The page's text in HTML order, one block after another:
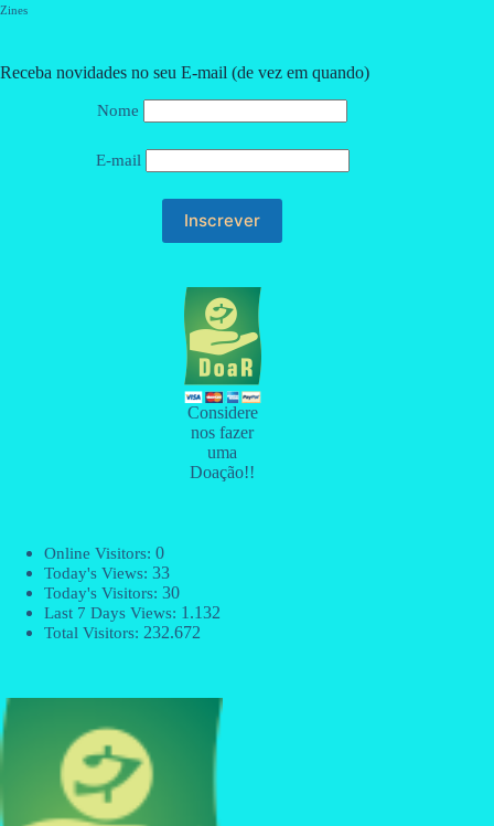
Zines
Receba novidades no seu E-mail (de vez em quando)
Nome
E-mail
Considere
nos fazer
uma
Doação!!
Online Visitors: 0
Today's Views: 33
Today's Visitors: 30
Last 7 Days Views: 1.132
Total Visitors: 232.672